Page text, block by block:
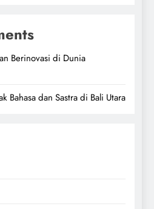
Berinovasi di Dunia
Bahasa dan Sastra di Bali Utara